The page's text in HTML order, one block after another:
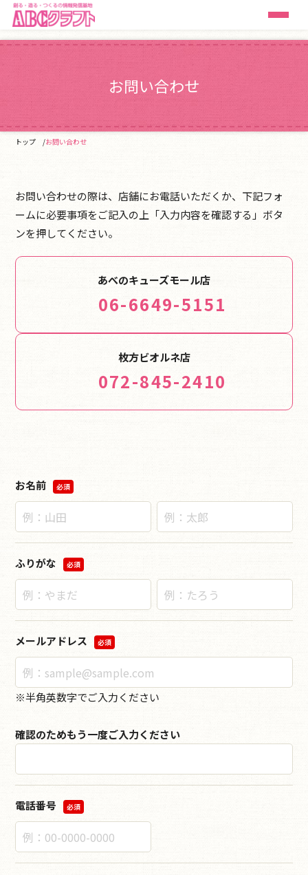
お問い合わせ
トップ お問い合わせ
お問い合わせの際は、店舗にお電話いただくか、下記フォ
ームに必要事項をご記入の上「入力内容を確認する」ボタ
ンを押してください。
あべのキューズモール店
06-6649-5151
枚方ビオルネ店
072-845-2410
お名前 必須
ふりがな 必須
メールアドレス 必須
※半角英数字でご入力ください
確認のためもう一度ご入力ください
電話番号 必須